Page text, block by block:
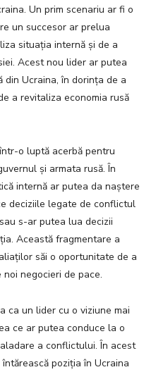
Un prim scenariu ar fi o
un succesor ar prelua
situația internă și de a
Acest nou lider ar putea
Ucraina, în dorința de a
a revitaliza economia rusă
o luptă acerbă pentru
și armata rusă. În
internă ar putea da naștere
deciziile legate de conflictul
s-ar putea lua decizii
Această fragmentare a
săi o oportunitate de a
negocieri de pace.
ca un lider cu o viziune mai
ce ar putea conduce la o
a conflictului. În acest
poziția în Ucraina